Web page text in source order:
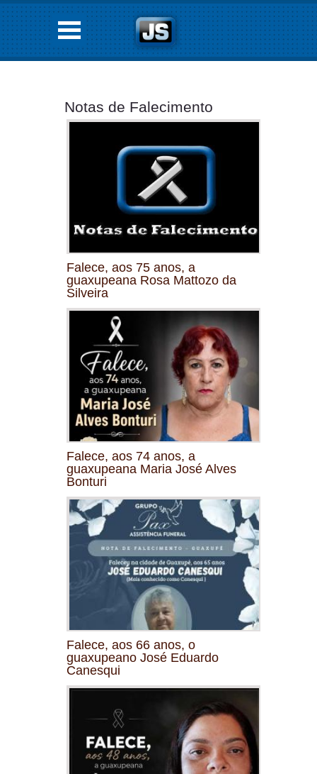
Notas de Falecimento
Falece, aos 75 anos, a
guaxupeana Rosa Mattozo da
Silveira
Falece, aos 74 anos, a
guaxupeana Maria José Alves
Bonturi
Falece, aos 66 anos, o
guaxupeano José Eduardo
Canesqui